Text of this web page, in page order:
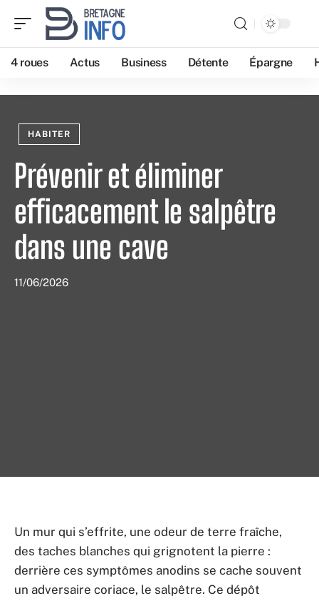
4 roues Actus Business Détente Épargne
HABITER
Prévenir et éliminer
efficacement le salpêtre
dans une cave
11/06/2026
Un mur qui s’effrite, une odeur de terre fraîche,
des taches blanches qui grignotent la pierre :
derrière ces symptômes anodins se cache souvent
un adversaire coriace, le salpêtre. Ce dépôt